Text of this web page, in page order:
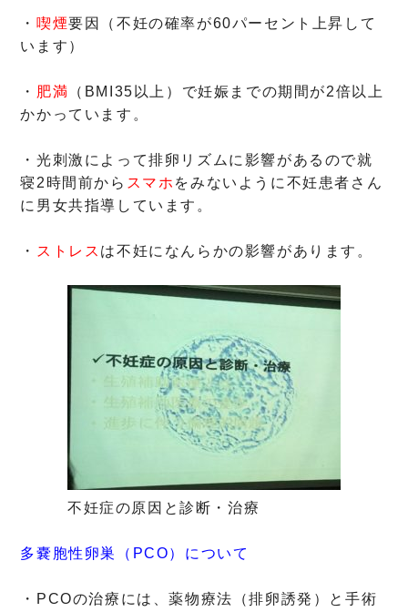
・ 喫煙要因（不妊の確率が60パーセント上昇して
います）
・ 肥満 （BMI35以上）で妊娠までの期間が2倍以上
かかっています。
・光刺激によって排卵リズムに影響があるので就
寝2時間前から スマホ をみないように不妊患者さん
に男女共指導しています。
・ ストレス は不妊になんらかの影響があります。
不妊症の原因と診断・治療
多嚢胞性卵巣（PCO）について
・PCOの治療には、薬物療法（排卵誘発）と手術